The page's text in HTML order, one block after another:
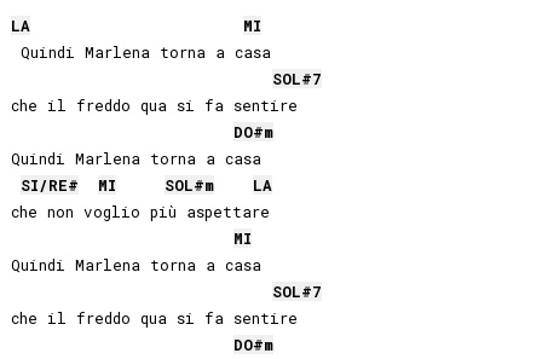
LA
MI
Quindi Marlena torna a casa
SOL#7
che il freddo qua si fa sentire
DO#m
Quindi Marlena torna a casa
SI/RE# MI SOL#m
LA
che non voglio più aspettare
MI
Quindi Marlena torna a casa
SOL#7
che il freddo qua si fa sentire
DO#m